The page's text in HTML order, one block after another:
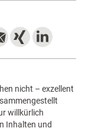
nicht – exzellent
willkürlich
Inhalten und